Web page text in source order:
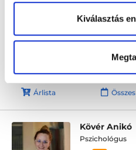
Kiválasztás
Online
Árlista
Kövér Anikó
Pszichológus